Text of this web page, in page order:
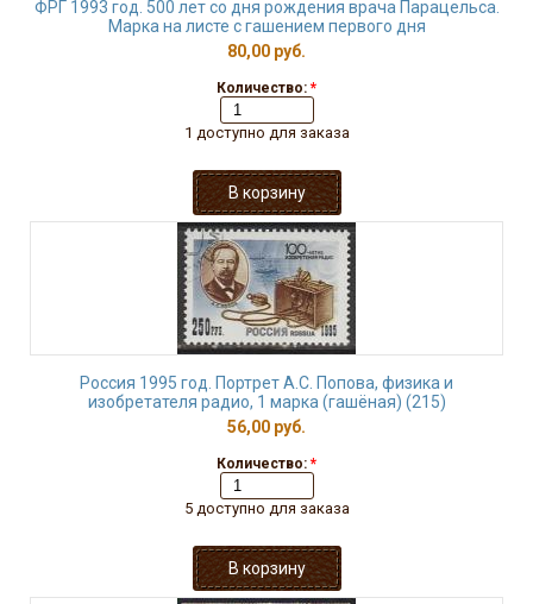
ФРГ 1993 год. 500 лет со дня рождения врача Парацельса.
Марка на листе с гашением первого дня
80,00 руб.
Количество: *
1 доступно для заказа
Россия 1995 год. Портрет А.С. Попова, физика и
изобретателя радио, 1 марка (гашёная) (215)
56,00 руб.
Количество: *
5 доступно для заказа